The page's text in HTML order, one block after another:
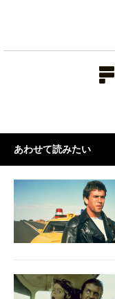
あわせて読みたい